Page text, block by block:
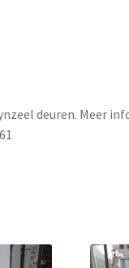
deuren. Meer